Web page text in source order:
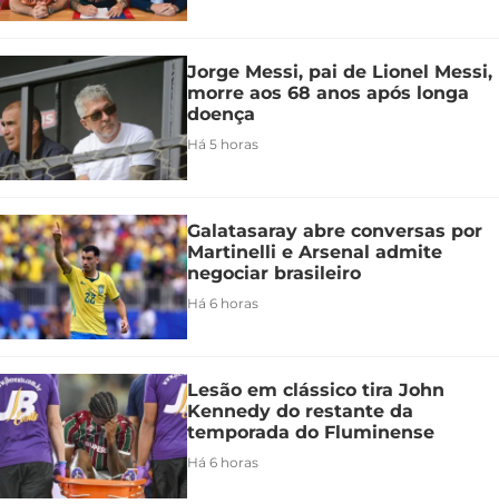
Jorge Messi, pai de Lionel Messi,
morre aos 68 anos após longa
doença
Há 5 horas
Galatasaray abre conversas por
Martinelli e Arsenal admite
negociar brasileiro
Há 6 horas
Lesão em clássico tira John
Kennedy do restante da
temporada do Fluminense
Há 6 horas